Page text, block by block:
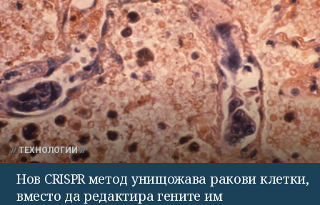
ТЕХНОЛОГИИ
Нов CRISPR метод унищожава ракови клетки,
вместо да редактира гените им